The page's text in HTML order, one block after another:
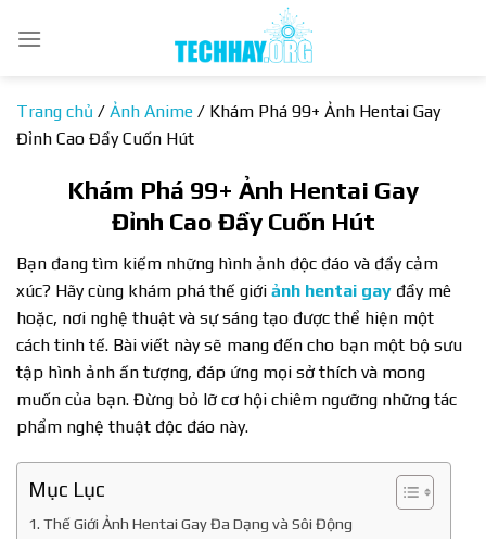
qua
Trang chủ / Ảnh Anime / Khám Phá 99+ Ảnh Hentai Gay
Đỉnh Cao Đầy Cuốn Hút
Khám Phá 99+ Ảnh Hentai Gay
Đỉnh Cao Đầy Cuốn Hút
Bạn đang tìm kiếm những hình ảnh độc đáo và đầy cảm
xúc? Hãy cùng khám phá thế giới ảnh hentai gay đầy mê
hoặc, nơi nghệ thuật và sự sáng tạo được thể hiện một
cách tinh tế. Bài viết này sẽ mang đến cho bạn một bộ sưu
tập hình ảnh ấn tượng, đáp ứng mọi sở thích và mong
muốn của bạn. Đừng bỏ lỡ cơ hội chiêm ngưỡng những tác
phẩm nghệ thuật độc đáo này.
Mục Lục
Thế Giới Ảnh Hentai Gay Đa Dạng và Sôi Động